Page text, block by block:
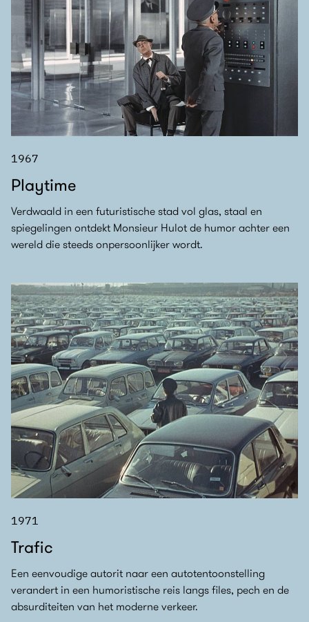
Playtime
1967
Verdwaald in een futuristische stad vol glas, staal en
spiegelingen ontdekt Monsieur Hulot de humor achter een
wereld die steeds onpersoonlijker wordt.
Trafic
1971
Een eenvoudige autorit naar een autotentoonstelling
verandert in een humoristische reis langs files, pech en de
absurditeiten van het moderne verkeer.